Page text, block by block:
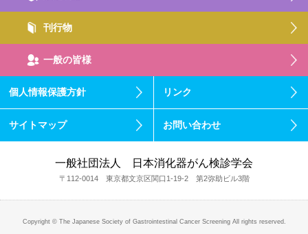
刊行物
一般の皆様
個人情報保護方針 リンク
サイトマップ お問い合わせ
一般社団法人 日本消化器がん検診学会
〒112-0014 東京都文京区関口1-19-2 第2弥助ビル3階
Copyright © The Japanese Society of Gastrointestinal Cancer Screening All rights reserved.